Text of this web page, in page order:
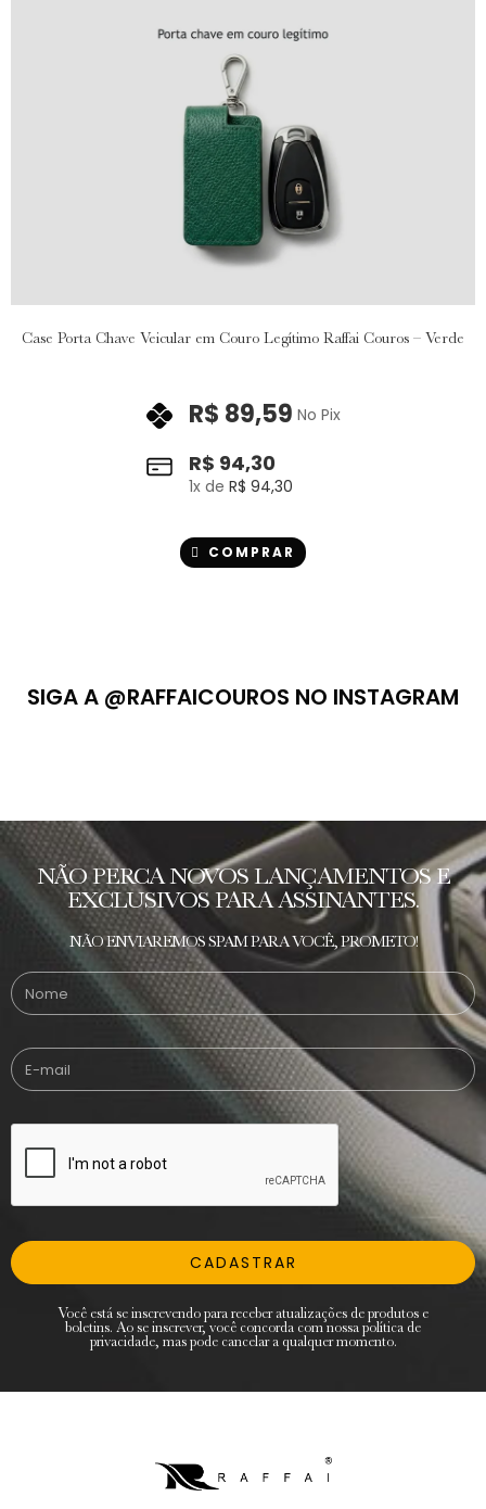
Case Porta Chave Veicular em Couro Legítimo Raffai Couros – Verde
R$ 94,30
1x de R$ 94,30
R$ 89,59 No Pix
COMPRAR
SIGA A @RAFFAICOUROS NO INSTAGRAM
NÃO PERCA NOVOS LANÇAMENTOS E
EXCLUSIVOS PARA ASSINANTES.
NÃO ENVIAREMOS SPAM PARA VOCÊ, PROMETO!
CADASTRAR
Você está se inscrevendo para receber atualizações de produtos e
boletins. Ao se inscrever, você concorda com nossa política de
privacidade, mas pode cancelar a qualquer momento.